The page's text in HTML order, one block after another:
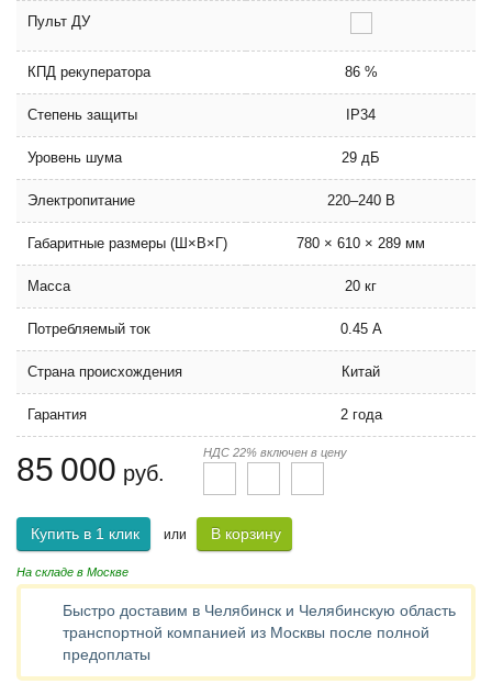
Пульт ДУ
КПД рекуператора 86 %
Степень защиты IP34
Уровень шума 29 дБ
Электропитание 220–240 В
Габаритные размеры (Ш×В×Г) 780 × 610 × 289 мм
Масса 20 кг
Потребляемый ток 0.45 А
Страна происхождения Китай
Гарантия 2 года
85 000 руб.
НДС 22% включен в цену
Купить в 1 клик или В корзину
На складе в Москве
Быстро доставим в Челябинск и Челябинскую область
транспортной компанией из Москвы после полной
предоплаты